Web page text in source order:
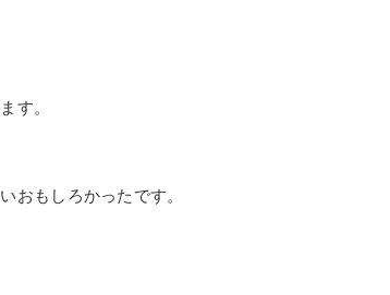
す。
おもしろかったです。